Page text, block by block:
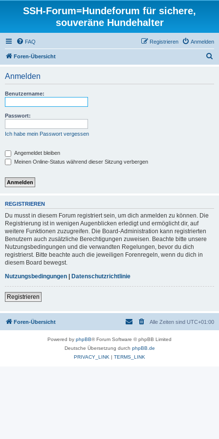
SSH-Forum=Hundeforum für sichere,
souveräne Hundehalter
FAQ Anmelden
Registrieren
Foren-Übersicht
Anmelden
Benutzername:
Passwort:
Ich habe mein Passwort vergessen
Angemeldet bleiben
Meinen Online-Status während dieser Sitzung verbergen
REGISTRIEREN
Du musst in diesem Forum registriert sein, um dich anmelden zu können. Die
Registrierung ist in wenigen Augenblicken erledigt und ermöglicht dir, auf
weitere Funktionen zuzugreifen. Die Board-Administration kann registrierten
Benutzern auch zusätzliche Berechtigungen zuweisen. Beachte bitte unsere
Nutzungsbedingungen und die verwandten Regelungen, bevor du dich
registrierst. Bitte beachte auch die jeweiligen Forenregeln, wenn du dich in
diesem Board bewegst.
Nutzungsbedingungen | Datenschutzrichtlinie
Registrieren
Foren-Übersicht Alle Zeiten sind UTC+01:00
Powered by phpBB® Forum Software © phpBB Limited
Deutsche Übersetzung durch phpBB.de
PRIVACY_LINK | TERMS_LINK